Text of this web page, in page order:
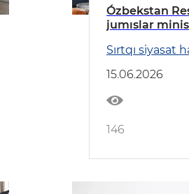
Ózbekstan
jumıslar
Sırtqı siyasat
15.06.2026
146